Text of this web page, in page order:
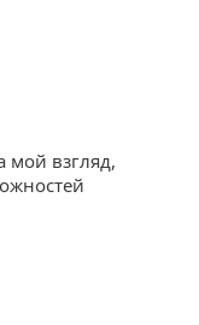
мой взгляд,